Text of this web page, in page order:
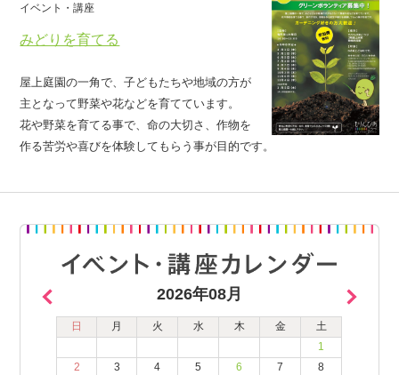
みどりを育てる
イベント・講座
屋上庭園の一角で、子どもたちや地域の方が
主となって野菜や花などを育てています。
花や野菜を育てる事で、命の大切さ、作物を
作る苦労や喜びを体験してもらう事が目的です。
2026年08月
日 月 火 水 木 金
土
1
2
3 4 5 6 7
8